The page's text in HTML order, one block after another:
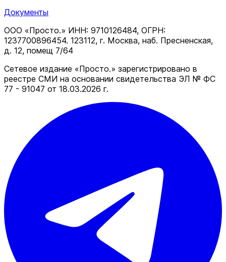
Документы
ООО «Просто.» ИНН: 9710126484, ОГРН:
1237700896454. 123112, г. Москва, наб. Пресненская,
д. 12, помещ 7/64
Сетевое издание «Просто.» зарегистрировано в
реестре СМИ на основании свидетельства ЭЛ № ФС
77 - 91047 от 18.03.2026 г.